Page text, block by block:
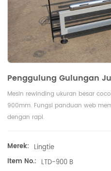
Penggulung Gulungan
Mesin rewinding ukuran besar
900mm. Fungsi panduan web
dengan rapi.
Merek: Lingtie
Item No.: LTD-900 B